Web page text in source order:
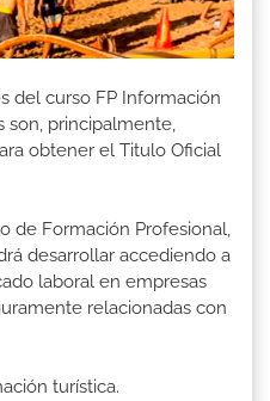
del curso FP Información
son, principalmente,
obtener el Titulo Oficial
de Formación Profesional,
desarrollar accediendo a
laboral en empresas
relacionadas con
turística.